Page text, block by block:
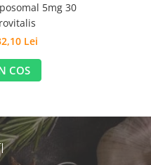
5mg 30
Lei
COS